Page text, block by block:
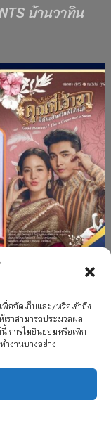
อจัดเก็บและ/หรือเข้าถึง
ราสามารถประมวลผล
การไม่ยินยอมหรือเพิก
งานบางอย่าง
บ้านวาทิน
กวาดรางวัล